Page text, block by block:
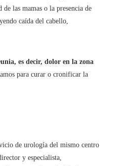
las mamas o la presencia de
caída del cabello,
es decir, dolor en la zona
para curar o cronificar la
de urología del mismo centro
y especialista,